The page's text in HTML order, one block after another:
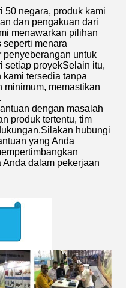
50 negara, produk kami
dan pengakuan dari
menawarkan pilihan
seperti menara
penyeberangan untuk
setiap proyekSelain itu,
tersedia tanpa
minimum, memastikan
dengan masalah
produk tertentu, tim
hubungi
yang Anda
Anda dalam pekerjaan